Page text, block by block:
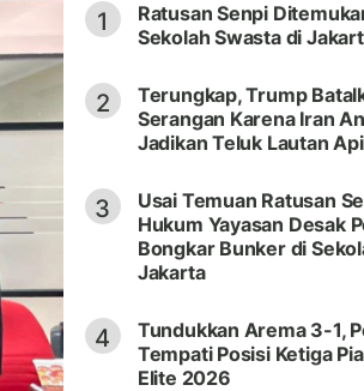
1
Ratusan Senpi
Sekolah Swasta di
2
Terungkap, Trump
Serangan Karena Iran
Jadikan Teluk Lautan Api
3
Usai Temuan Ratusan
Hukum Yayasan Desak
Bongkar Bunker di
Jakarta
4
Tundukkan Arema 3-1,
Tempati Posisi Ketiga
Elite 2026